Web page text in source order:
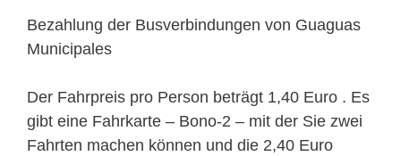
Bezahlung der Busverbindungen von Guaguas
Municipales
Der Fahrpreis pro Person beträgt 1,40 Euro . Es
gibt eine Fahrkarte – Bono-2 – mit der Sie zwei
Fahrten machen können und die 2,40 Euro